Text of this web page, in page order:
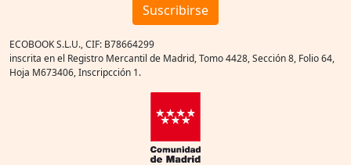
Suscribirse
ECOBOOK S.L.U., CIF: B78664299
inscrita en el Registro Mercantil de Madrid, Tomo 4428, Sección 8, Folio 64,
Hoja M673406, Inscripcción 1.